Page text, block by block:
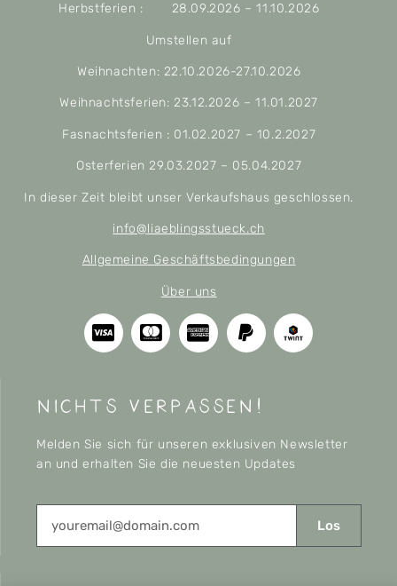
Herbstferien : 28.09.2026 – 11.10.2026
Umstellen auf
Weihnachten: 22.10.2026-27.10.2026
Weihnachtsferien: 23.12.2026 – 11.01.2027
Fasnachtsferien : 01.02.2027 – 10.2.2027
Osterferien 29.03.2027 – 05.04.2027
In dieser Zeit bleibt unser Verkaufshaus geschlossen.
info@liaeblingsstueck.ch
Allgemeine Geschäftsbedingungen
Über uns
nichts verpassen!
Melden Sie sich für unseren exklusiven Newsletter
an und erhalten Sie die neuesten Updates
Los